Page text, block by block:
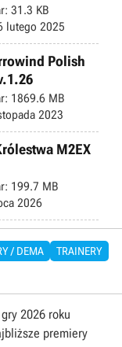
31.3 KB
lutego 2025
Polish
1869.6 MB
2023
M2EX
199.7 MB
2026
/ DEMA
TRAINERY
2026 roku
premiery